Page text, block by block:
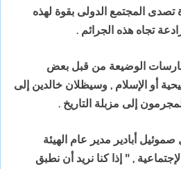
المجتمع الدولى بقوة لهذه
تجاه هذه الجرائم .
الوضيعة من قبل بعض
أو الإسلام , وسيظلان خالدين إلى
إلى مزبلة التاريخ .
أبادير مدير عام الهيئة
, " إذا كنا نريد أن نطبق